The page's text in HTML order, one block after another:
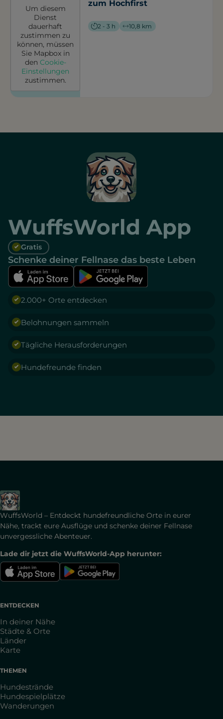
Um diesem
Dienst
dauerhaft
zustimmen zu
können, müssen
Sie Mapboxin
den Cookie-
Einstellungen
zustimmen.
zum Hochfirst
2 - 3 h 10,8 km
WuffsWorld App
Gratis
Schenke deiner Fellnase das beste Leben
2.000+ Orte entdecken
Belohnungen sammeln
Tägliche Herausforderungen
Hundefreunde finden
WuffsWorld – Entdeckt hundefreundliche Orte in eurer
Nähe, trackt eure Ausflüge und schenke deiner Fellnase
unvergessliche Abenteuer.
Lade dir jetzt die WuffsWorld-App herunter:
ENTDECKEN
In deiner Nähe
Städte & Orte
Länder
Karte
THEMEN
Hundestrände
Hundespielplätze
Wanderungen